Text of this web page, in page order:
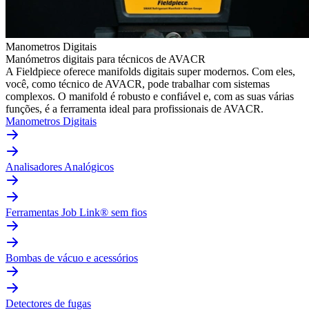
Manometros Digitais
Manómetros digitais para técnicos de AVACR
A Fieldpiece oferece manifolds digitais super modernos. Com eles,
você, como técnico de AVACR, pode trabalhar com sistemas
complexos. O manifold é robusto e confiável e, com as suas várias
funções, é a ferramenta ideal para profissionais de AVACR.
Manometros Digitais
Analisadores Analógicos
Ferramentas Job Link® sem fios
Bombas de vácuo e acessórios
Detectores de fugas